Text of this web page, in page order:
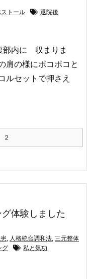
トール 退院後
部内に 収まりま
の様にポコポコと
セットで押さえ
２
体験しました
, 人格統合調和法, 三元整体
グ 私と気功